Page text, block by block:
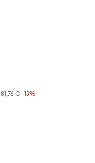
81,76 € -15%